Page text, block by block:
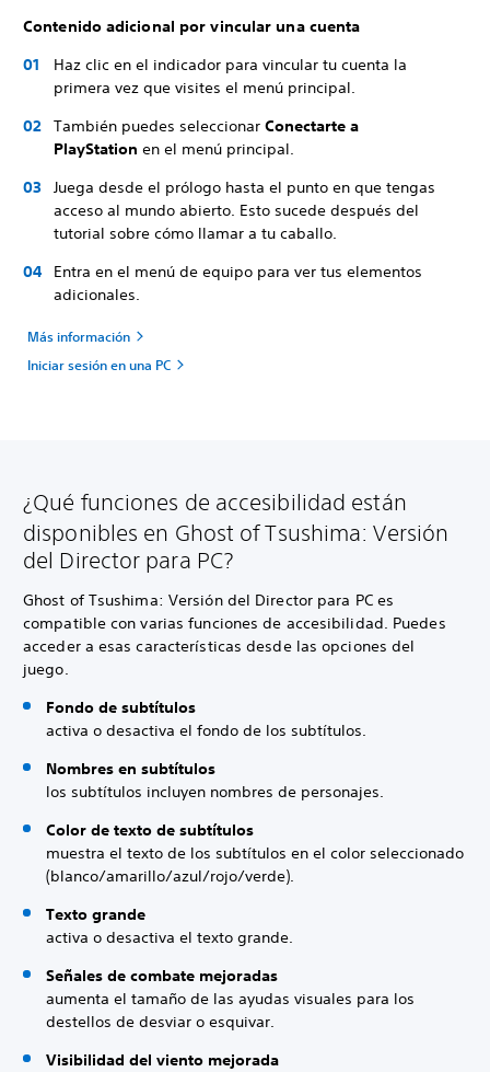
Contenido adicional por vincular una cuenta
Haz clic en el indicador para vincular tu cuenta la
primera vez que visites el menú principal.
También puedes seleccionar Conectarte a
PlayStation en el menú principal.
Juega desde el prólogo hasta el punto en que tengas
acceso al mundo abierto. Esto sucede después del
tutorial sobre cómo llamar a tu caballo.
Entra en el menú de equipo para ver tus elementos
adicionales.
Más información
Iniciar sesión en una PC
¿Qué funciones de accesibilidad están
disponibles en Ghost of Tsushima: Versión
del Director para PC?
Ghost of Tsushima: Versión del Director para PC es
compatible con varias funciones de accesibilidad. Puedes
acceder a esas características desde las opciones del
juego.
Fondo de subtítulos
activa o desactiva el fondo de los subtítulos.
Nombres en subtítulos
los subtítulos incluyen nombres de personajes.
Color de texto de subtítulos
muestra el texto de los subtítulos en el color seleccionado
(blanco/amarillo/azul/rojo/verde).
Texto grande
activa o desactiva el texto grande.
Señales de combate mejoradas
aumenta el tamaño de las ayudas visuales para los
destellos de desviar o esquivar.
Visibilidad del viento mejorada